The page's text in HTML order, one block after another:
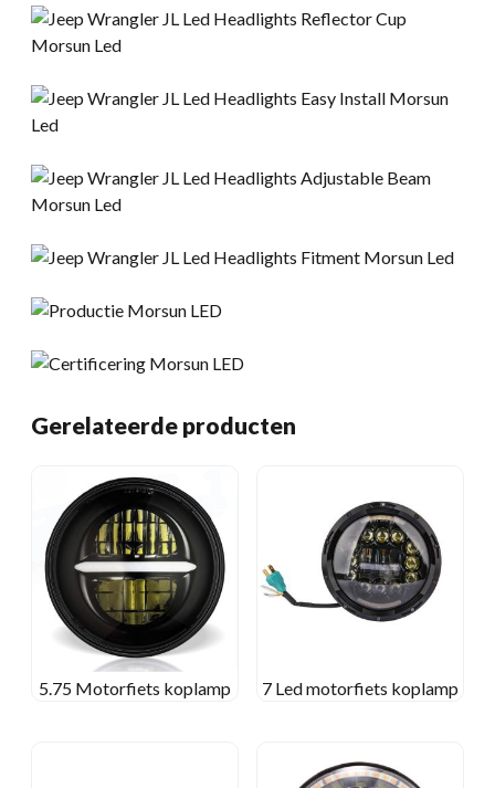
Gerelateerde producten
5.75 Motorfiets koplamp 7 Led motorfiets koplamp